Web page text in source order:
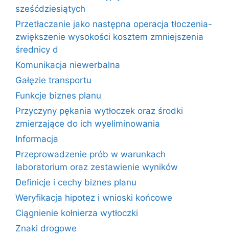
sześćdziesiątych
Przetłaczanie jako następna operacja tłoczenia-
zwiększenie wysokości kosztem zmniejszenia
średnicy d
Komunikacja niewerbalna
Gałęzie transportu
Funkcje biznes planu
Przyczyny pękania wytłoczek oraz środki
zmierzające do ich wyeliminowania
Informacja
Przeprowadzenie prób w warunkach
laboratorium oraz zestawienie wyników
Definicje i cechy biznes planu
Weryfikacja hipotez i wnioski końcowe
Ciągnienie kołnierza wytłoczki
Znaki drogowe